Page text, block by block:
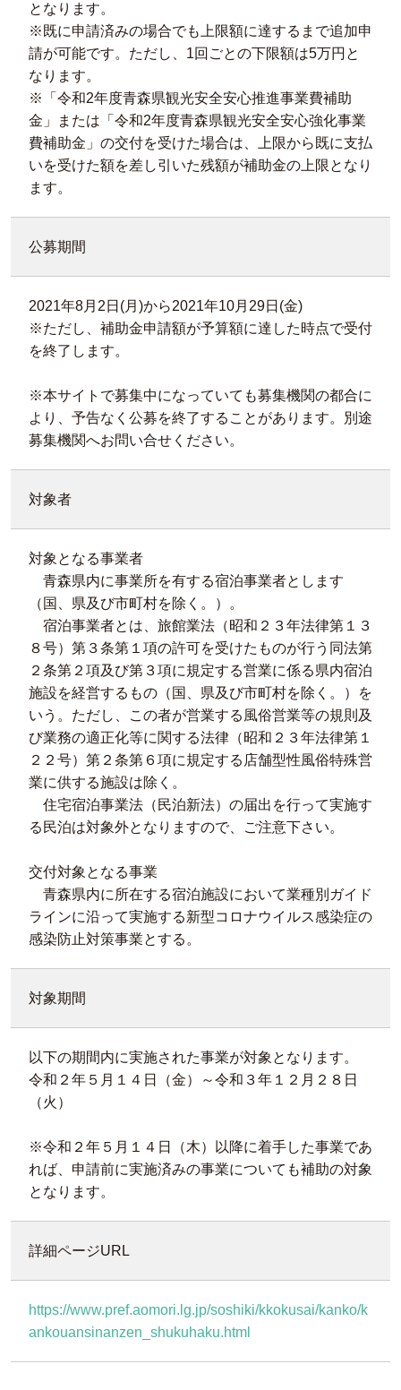
となります。
※既に申請済みの場合でも上限額に達するまで追加申
請が可能です。ただし、1回ごとの下限額は5万円と
なります。
※「令和2年度青森県観光安全安心推進事業費補助
金」または「令和2年度青森県観光安全安心強化事業
費補助金」の交付を受けた場合は、上限から既に支払
いを受けた額を差し引いた残額が補助金の上限となり
ます。
公募期間
2021年8月2日(月)から2021年10月29日(金)
※ただし、補助金申請額が予算額に達した時点で受付
を終了します。
※本サイトで募集中になっていても募集機関の都合に
より、予告なく公募を終了することがあります。別途
募集機関へお問い合せください。
対象者
対象となる事業者
青森県内に事業所を有する宿泊事業者とします
（国、県及び市町村を除く。）。
宿泊事業者とは、旅館業法（昭和２３年法律第１３
８号）第３条第１項の許可を受けたものが行う同法第
２条第２項及び第３項に規定する営業に係る県内宿泊
施設を経営するもの（国、県及び市町村を除く。）を
いう。ただし、この者が営業する風俗営業等の規則及
び業務の適正化等に関する法律（昭和２３年法律第１
２２号）第２条第６項に規定する店舗型性風俗特殊営
業に供する施設は除く。
住宅宿泊事業法（民泊新法）の届出を行って実施す
る民泊は対象外となりますので、ご注意下さい。
交付対象となる事業
青森県内に所在する宿泊施設において業種別ガイド
ラインに沿って実施する新型コロナウイルス感染症の
感染防止対策事業とする。
対象期間
以下の期間内に実施された事業が対象となります。
令和２年５月１４日（金）～令和３年１２月２８日
（火）
※令和２年５月１４日（木）以降に着手した事業であ
れば、申請前に実施済みの事業についても補助の対象
となります。
詳細ページURL
https://www.pref.aomori.lg.jp/soshiki/kkokusai/kanko/k
ankouansinanzen_shukuhaku.html